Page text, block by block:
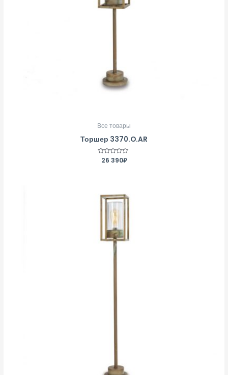
Все товары
Торшер 3370.O.AR
Оценка
26 390₽